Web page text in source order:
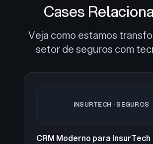
Cases
Veja como estamos
setor de seguros com
INSURTECH · SEGUROS
CRM Moderno para InsurTech